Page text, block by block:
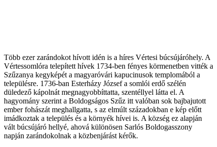
Több ezer zarándokot hívott idén is a híres Vértesi búcsújáróhely. A
Vértessomlóra telepített hívek 1734-ben fényes körmenetben vitték a
Szűzanya kegyképét a magyaróvári kapucinusok templomából a
településre. 1736-ban Esterházy József a somlói erdő szélén
düledező kápolnát megnagyobbíttatta, szentéllyel látta el. A
hagyomány szerint a Boldogságos Szűz itt valóban sok bajbajutott
ember fohászát meghallgatta, s az elmúlt századokban e kép előtt
imádkoztak a település és a környék hívei is. A község ez alapján
vált búcsújáró hellyé, ahová különösen Sarlós Boldogasszony
napján zarándokolnak a közbenjárást kérők.